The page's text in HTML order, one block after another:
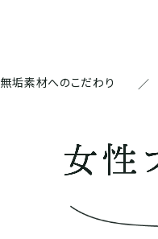
無垢素材へのこだわり